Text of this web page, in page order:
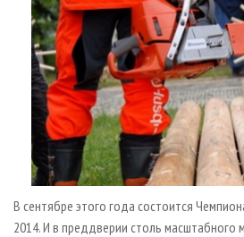
В сентябре этого года состоится
2014. И в преддверии столь масштабного